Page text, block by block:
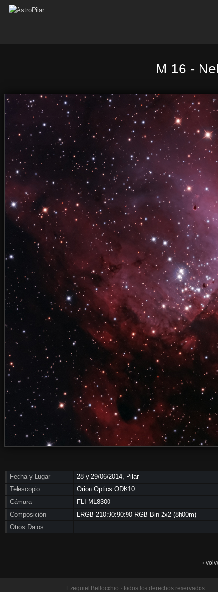
M 16 -
Fecha y Lugar
28 y 29/06/2014, Pilar
Telescopio
Orion Optics ODK10
Cámara
FLI ML8300
Composición
LRGB 210:90:90:90 RGB Bin 2x2 (8h00m)
Otros Datos
‹
Ezequiel Bellocchio · todos los derechos reservados